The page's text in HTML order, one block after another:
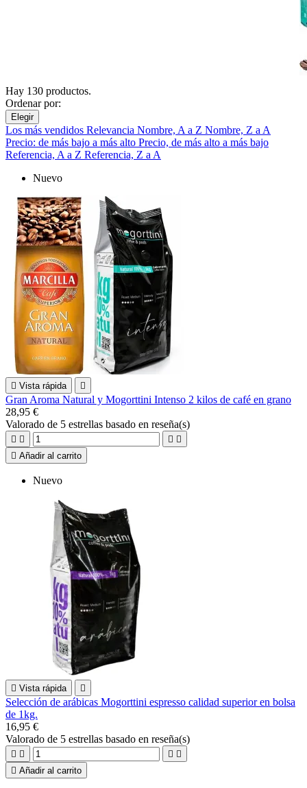
Hay 130 productos.
Ordenar por:
Elegir
Los más vendidos Relevancia Nombre, A a Z Nombre, Z a A
Precio: de más bajo a más alto Precio, de más alto a más bajo
Referencia, A a Z Referencia, Z a A
Nuevo
 Vista rápida 
Gran Aroma Natural y Mogorttini Intenso 2 kilos de café en grano
28,95 €
Valorado de 5 estrellas basado en reseña(s)
   
 Añadir al carrito
Nuevo
 Vista rápida 
Selección de arábicas Mogorttini espresso calidad superior en bolsa
de 1kg.
16,95 €
Valorado de 5 estrellas basado en reseña(s)
   
 Añadir al carrito